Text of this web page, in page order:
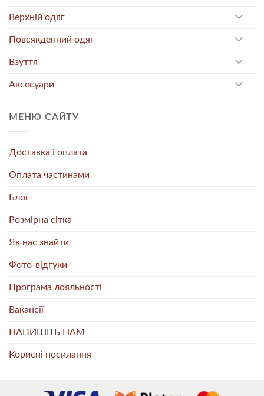
Верхній одяг
Повсякденний одяг
Взуття
Аксесуари
МЕНЮ САЙТУ
Доставка і оплата
Оплата частинами
Блог
Розмірна сітка
Як нас знайти
Фото-відгуки
Програма лояльності
Вакансії
НАПИШІТЬ НАМ
Корисні посилання